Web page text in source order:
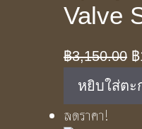
Valve
฿3,150.00 ฿
หยิบใส่ตะ
ลดราคา!